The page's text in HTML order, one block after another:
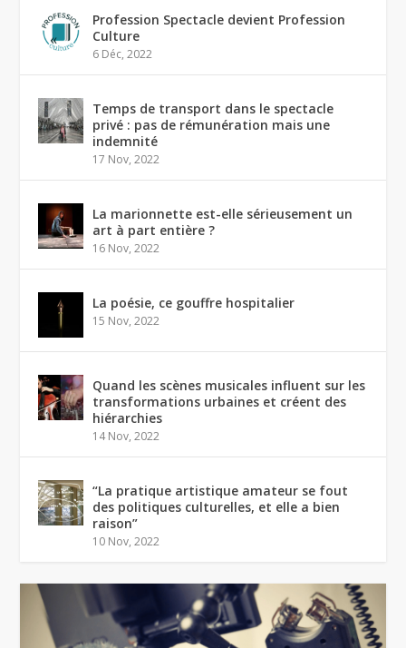
Profession Spectacle devient Profession
Culture
6 Déc, 2022
Temps de transport dans le spectacle
privé : pas de rémunération mais une
indemnité
17 Nov, 2022
La marionnette est-elle sérieusement un
art à part entière ?
16 Nov, 2022
La poésie, ce gouffre hospitalier
15 Nov, 2022
Quand les scènes musicales influent sur les
transformations urbaines et créent des
hiérarchies
14 Nov, 2022
“La pratique artistique amateur se fout
des politiques culturelles, et elle a bien
raison”
10 Nov, 2022